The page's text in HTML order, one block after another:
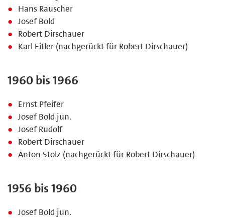
Hans Rauscher
Josef Bold
Robert Dirschauer
Karl Eitler (nachgerückt für Robert Dirschauer)
1960 bis 1966
Ernst Pfeifer
Josef Bold jun.
Josef Rudolf
Robert Dirschauer
Anton Stolz (nachgerückt für Robert Dirschauer)
1956 bis 1960
Josef Bold jun.